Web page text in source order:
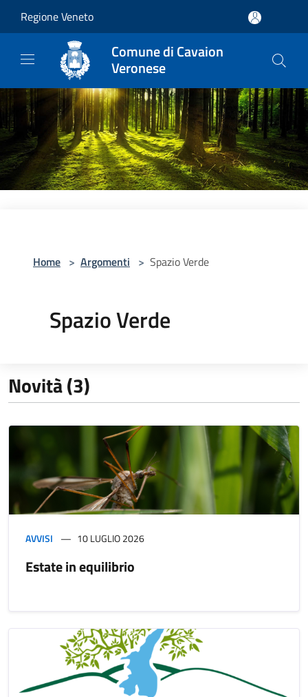
Regione Veneto
Comune di Cavaion
Veronese
Home > Argomenti > Spazio Verde
Spazio Verde
Novità (3)
AVVISI 10 LUGLIO 2026
Estate in equilibrio